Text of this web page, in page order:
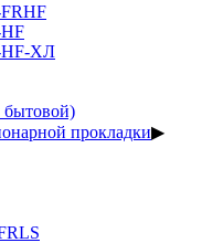
ХЛ
бытовой)
прокладки▶